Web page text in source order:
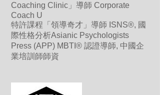
Coaching Clinic」導師 Corporate
Coach U
特許課程「領導奇才」導師 ISNS®, 國
際性格分析Asianic Psychologists
Press (APP) MBTI® 認證導師, 中國企
業培訓師師資